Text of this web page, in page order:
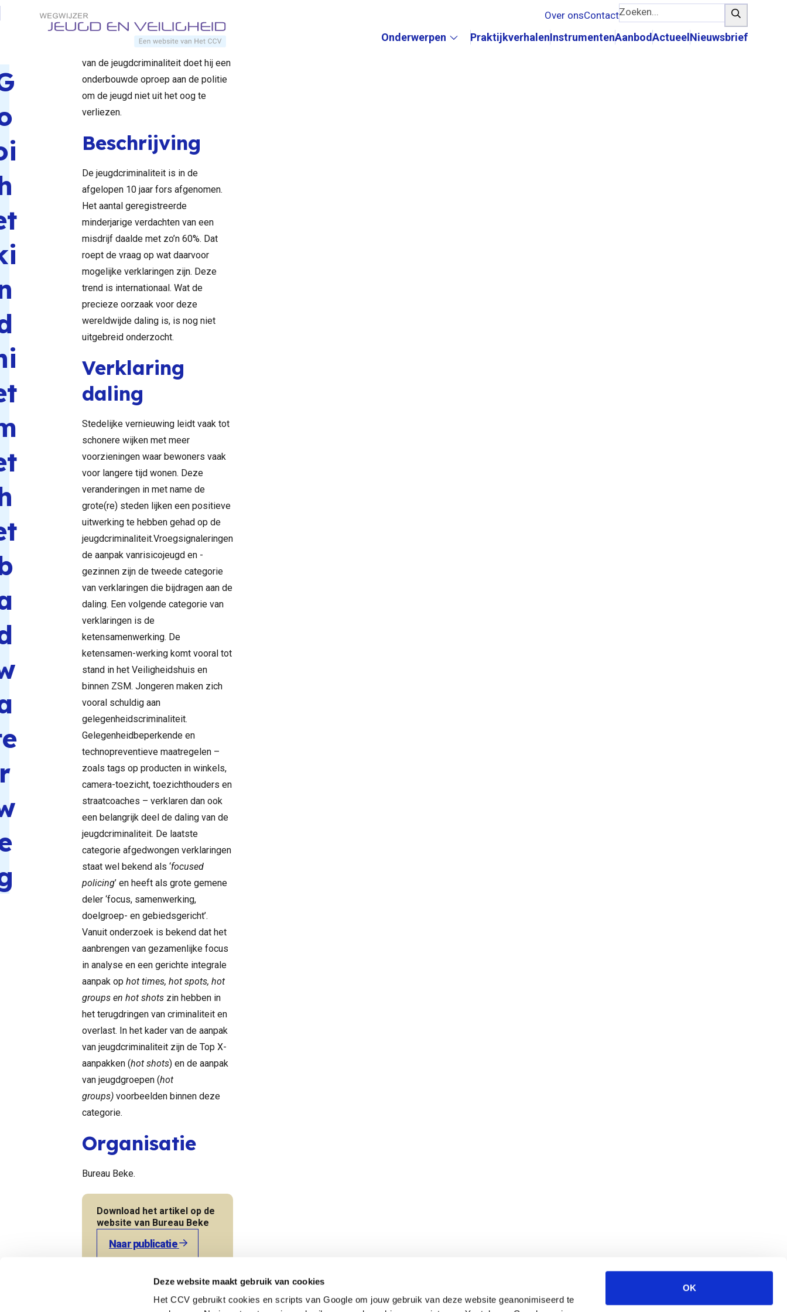
Deze website maakt gebruik van cookies
Het CCV gebruikt cookies en scripts van Google om jouw gebruik van deze website geanonimiseerd te
OK
Direct naar content
Terug naar de startpagina Onderwerpen PraktijkverhalenInstrumentenAanbodActueel Nieuwsbrief
Over onsContactZoeken... Zoeken
Home Documenten
met het
badwater
schreef Henk Ferwerda van Bureau
Beke een bijdrage over ‘Jongeren en
politie’. Ondanks de sterke daling
van de jeugdcriminaliteit doet hij een
onderbouwde oproep aan de politie
om de jeugd niet uit het oog te
verliezen.
Beschrijving
De jeugdcriminaliteit is in de
afgelopen 10 jaar fors afgenomen.
Het aantal geregistreerde
minderjarige verdachten van een
misdrijf daalde met zo’n 60%. Dat
roept de vraag op wat daarvoor
mogelijke verklaringen zijn. Deze
trend is internationaal. Wat de
precieze oorzaak voor deze
wereldwijde daling is, is nog niet
uitgebreid onderzocht.
Verklaring
daling
Stedelijke vernieuwing leidt vaak tot
schonere wijken met meer
voorzieningen waar bewoners vaak
voor langere tijd wonen. Deze
veranderingen in met name de
grote(re) steden lijken een positieve
uitwerking te hebben gehad op de
jeugdcriminaliteit.Vroegsignaleringen
de aanpak vanrisicojeugd en -
gezinnen zijn de tweede categorie
van verklaringen die bijdragen aan de
daling. Een volgende categorie van
verklaringen is de
ketensamenwerking. De
ketensamen-werking komt vooral tot
stand in het Veiligheidshuis en
binnen ZSM. Jongeren maken zich
vooral schuldig aan
gelegenheidscriminaliteit.
Gelegenheidbeperkende en
technopreventieve maatregelen –
zoals tags op producten in winkels,
camera-toezicht, toezichthouders en
straatcoaches – verklaren dan ook
een belangrijk deel de daling van de
jeugdcriminaliteit. De laatste
categorie afgedwongen verklaringen
staat wel bekend als ‘focused
policing’ en heeft als grote gemene
deler ‘focus, samenwerking,
doelgroep- en gebiedsgericht’.
Vanuit onderzoek is bekend dat het
aanbrengen van gezamenlijke focus
in analyse en een gerichte integrale
aanpak op hot times, hot spots, hot
groups en hot shots zin hebben in
het terugdringen van criminaliteit en
overlast. In het kader van de aanpak
van jeugdcriminaliteit zijn de Top X-
aanpakken (hot shots) en de aanpak
van jeugdgroepen (hot
groups) voorbeelden binnen deze
categorie.
Organisatie
Bureau Beke.
Download het artikel op de
website van Bureau Beke
Naar publicatie
Churchilllaan 11
Praktijkverhalen